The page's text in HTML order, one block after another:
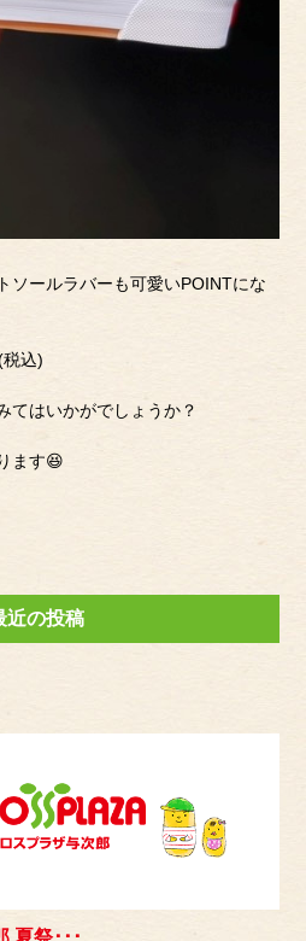
ソールラバーも可愛いPOINTにな
込)
てはいかがでしょうか？
ます😆
近の投稿
夏祭･･･